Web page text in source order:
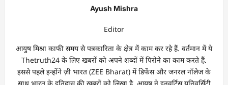
Ayush Mishra
Editor
आयुष मिश्रा काफी समय से पत्रकारिता के क्षेत्र में काम कर रहे हैं. वर्तमान में ये
Thetruth24 के लिए खबरों को अपने शब्दों में पिरोने का काम करते हैं.
इससे पहले इन्होंने ज़ी भारत (ZEE Bharat) में डिफेंस और जनरल नॉलेज के
साथ भारत के इतिहास की खबरों को लिखा है. आयुष ने इनवर्टिस यूनिवर्सिटी